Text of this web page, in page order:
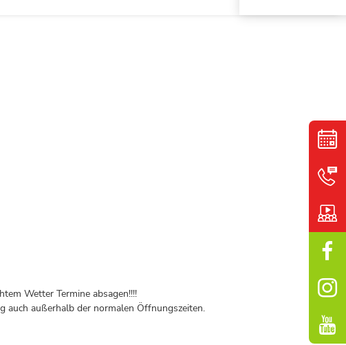
Wetter Termine absagen!!!!
auch außerhalb der normalen Öffnungszeiten.